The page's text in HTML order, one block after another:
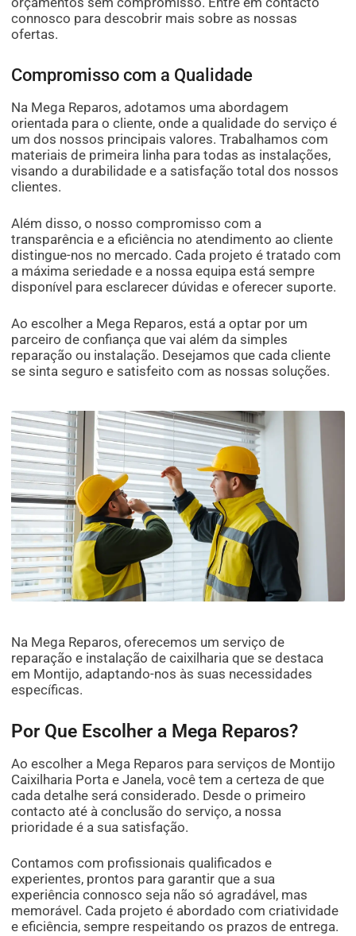
connosco para descobrir mais sobre as nossas
ofertas.
Compromisso com a Qualidade
Na Mega Reparos, adotamos uma abordagem
orientada para o cliente, onde a qualidade do serviço é
um dos nossos principais valores. Trabalhamos com
materiais de primeira linha para todas as instalações,
visando a durabilidade e a satisfação total dos nossos
clientes.
Além disso, o nosso compromisso com a
transparência e a eficiência no atendimento ao cliente
distingue-nos no mercado. Cada projeto é tratado com
a máxima seriedade e a nossa equipa está sempre
disponível para esclarecer dúvidas e oferecer suporte.
Ao escolher a Mega Reparos, está a optar por um
parceiro de confiança que vai além da simples
reparação ou instalação. Desejamos que cada cliente
se sinta seguro e satisfeito com as nossas soluções.
Na Mega Reparos, oferecemos um serviço de
reparação e instalação de caixilharia que se destaca
em Montijo, adaptando-nos às suas necessidades
específicas.
Por Que Escolher a Mega Reparos?
Ao escolher a Mega Reparos para serviços de Montijo
Caixilharia Porta e Janela, você tem a certeza de que
cada detalhe será considerado. Desde o primeiro
contacto até à conclusão do serviço, a nossa
prioridade é a sua satisfação.
Contamos com profissionais qualificados e
experientes, prontos para garantir que a sua
experiência connosco seja não só agradável, mas
memorável. Cada projeto é abordado com criatividade
e eficiência, sempre respeitando os prazos de entrega.